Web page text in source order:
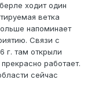
ходит один
ветка
напоминает
Связи с
г. там открыли
работает.
сейчас